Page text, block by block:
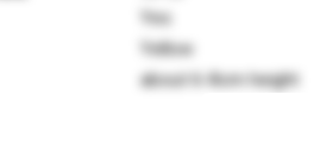
Yes
Yellow
about 6-8cm height